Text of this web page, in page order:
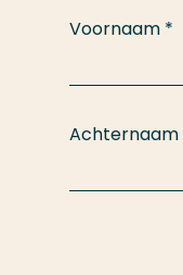
Voornaam *
Achternaam